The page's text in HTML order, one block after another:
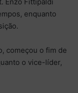
enquanto
começou o fim de
o vice-líder,